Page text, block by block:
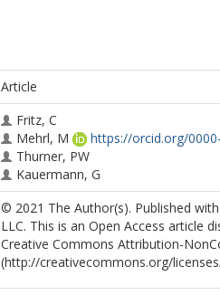
Article
Fritz, C
Mehrl, M
https://orcid.org/
Thurner, PW
Kauermann, G
© 2021 The Author(s). Published
LLC. This is an Open Access article
Creative Commons Attribution-
(http://creativecommons.org/